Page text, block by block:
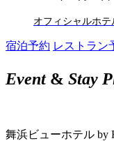
オフィシャルホ
宿泊予約 レストラン
Event& Stay
舞浜ビューホテル